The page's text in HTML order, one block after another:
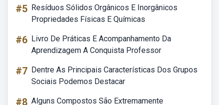
#5 Resíduos Sólidos Orgânicos E Inorgânicos
Propriedades Físicas E Químicas
#6 Livro De Práticas E Acompanhamento Da
Aprendizagem A Conquista Professor
#7 Dentre As Principais Características Dos Grupos
Sociais Podemos Destacar
#8 Alguns Compostos São Extremamente